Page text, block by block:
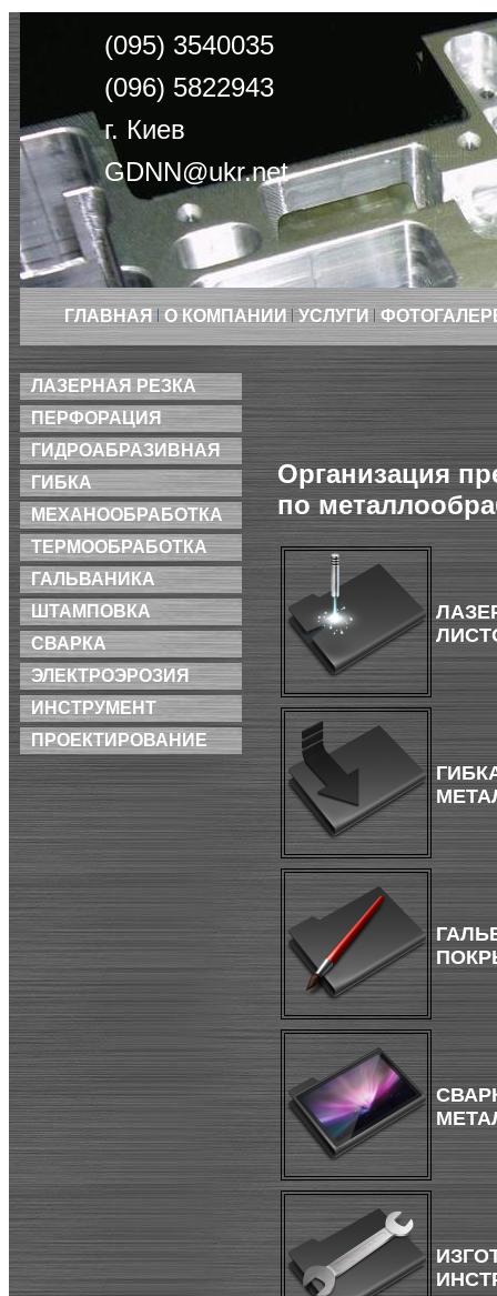
(095) 3540035
(096) 5822943
г. Киев
GDNN@ukr.net
ГЛАВНАЯ О КОМПАНИИ УСЛУГИ
ЛАЗЕРНАЯ РЕЗКА
ПЕРФОРАЦИЯ
ГИДРОАБРАЗИВНАЯ
ГИБКА
МЕХАНООБРАБОТКА
ТЕРМООБРАБОТКА
ГАЛЬВАНИКА
ШТАМПОВКА
СВАРКА
ЭЛЕКТРОЭРОЗИЯ
ИНСТРУМЕНТ
ПРОЕКТИРОВАНИЕ
Организация
по